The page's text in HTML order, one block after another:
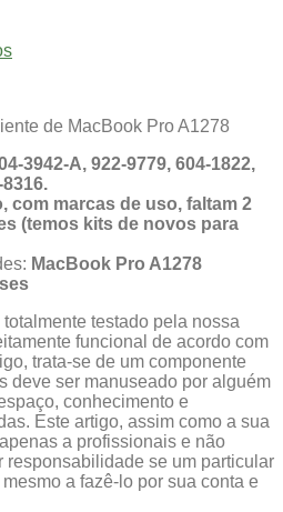
de MacBook Pro A1278
3942-A, 922-9779, 604-1822,
com marcas de uso, faltam 2
(temos kits de novos para
MacBook Pro A1278
testado pela nossa
funcional de acordo com
trata-se de um componente
deve ser manuseado por alguém
conhecimento e
Este artigo, assim como a sua
a profissionais e não
responsabilidade se um particular
a fazê-lo por sua conta e